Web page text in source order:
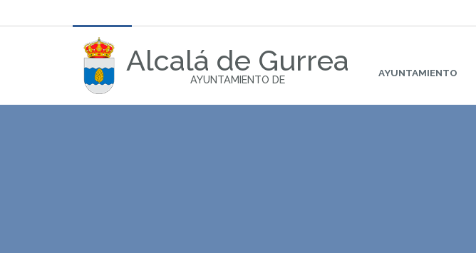
Alcalá de Gurrea
AYUNTAMIENTO DE
AYUNTAMIENTO